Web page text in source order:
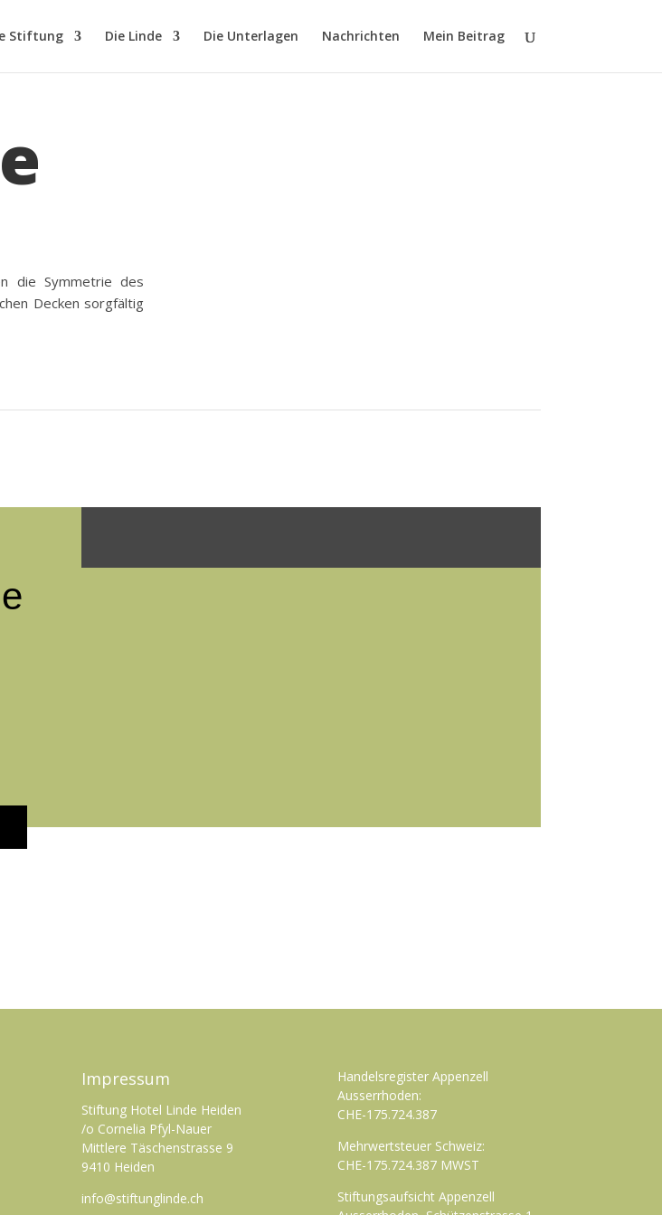
Stiftung Die Linde Die Unterlagen Nachrichten Mein Beitrag
die Symmetrie des
Decken sorgfältig
Impressum
Stiftung Hotel Linde Heiden
/o Cornelia Pfyl-Nauer
Mittlere Täschenstrasse 9
9410 Heiden
info@stiftunglinde.ch
Handelsregister Appenzell
Ausserrhoden:
CHE-175.724.387
Mehrwertsteuer Schweiz:
CHE-175.724.387 MWST
Stiftungsaufsicht Appenzell